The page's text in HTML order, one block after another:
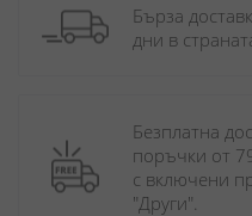
Бърза
дни в
Безплатна
поръчки от
с включени
"Други".